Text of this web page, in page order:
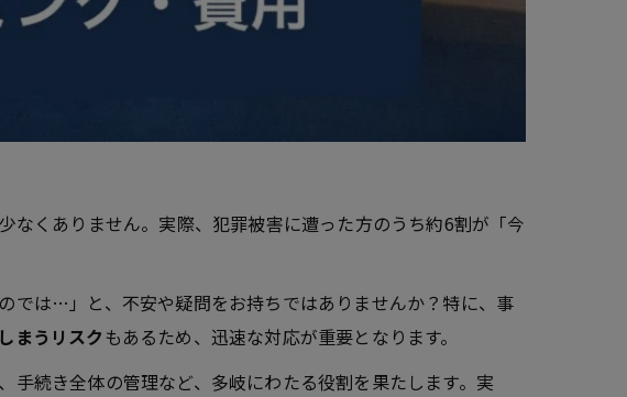
なくありません。実際、犯罪被害に遭った方のうち約6割が「今
では…」と、不安や疑問をお持ちではありませんか？特に、事
まうリスク もあるため、迅速な対応が重要となります。
続き全体の管理など、多岐にわたる役割を果たします。実